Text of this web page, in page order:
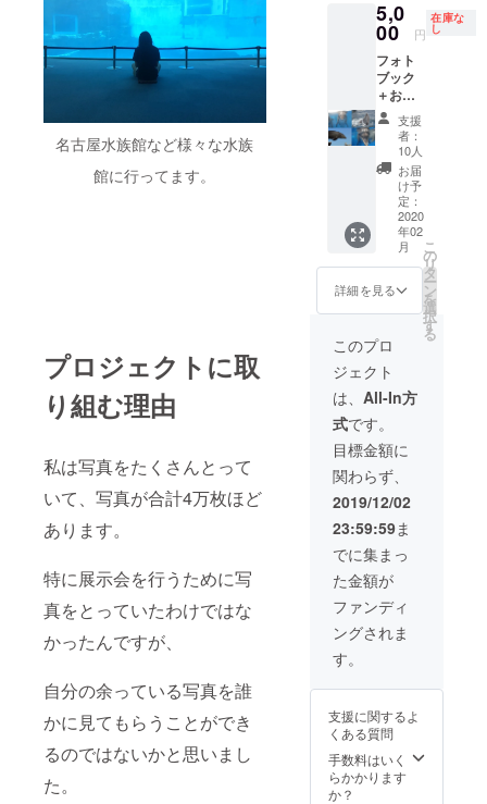
名古屋水族館など様々な水族
館に行ってます。
プロジェクトに取
り組む理由
私は写真をたくさんとって
いて、写真が合計4万枚ほど
あります。
特に展示会を行うために写
真をとっていたわけではな
かったんですが、
自分の余っている写真を誰
かに見てもらうことができ
るのではないかと思いまし
た。
ていた
だきま
す。
5,0
00 円
在庫な
し
フォト
ブック
＋お礼
のメッ
セージ
展示に
使用す
る写真
をフォ
トブッ
クにさ
せてい
ただ
き、
メッ
セージ
ととも
にお届
けさせ
ていた
だきま
す。
支援
者：
10人
お届
け予
定：
2020
年02
月
詳細を見る
こ
の
リ
タ
ー
ン
を
選
択
す
る
このプロ
ジェクト
は、 All-In方
式です。
目標金額に
関わらず、
2019/12/02
23:59:59ま
でに集まっ
た金額が
ファンディ
ングされま
す。
支援に関するよ
くある質問
手数料はいく
らかかります
か？